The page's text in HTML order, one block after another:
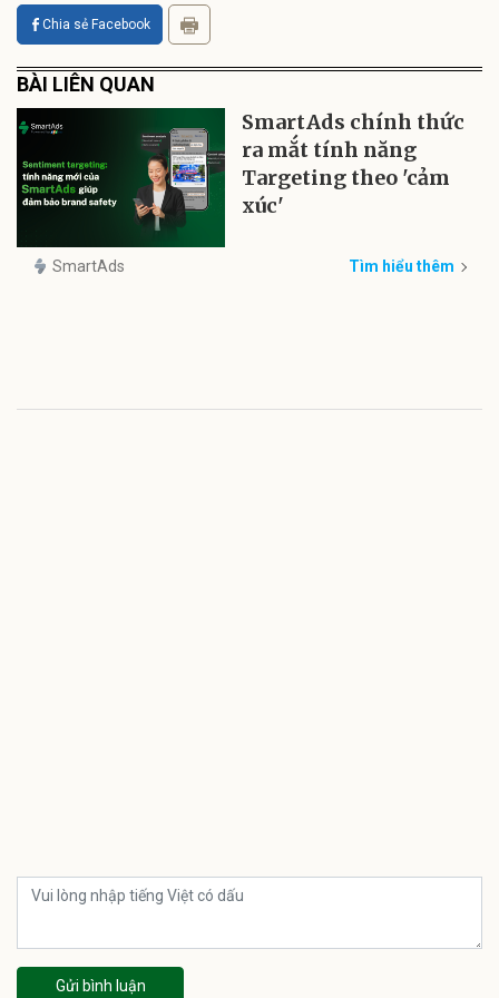
Chia sẻ Facebook
BÀI LIÊN QUAN
SmartAds chính thức
ra mắt tính năng
Targeting theo 'cảm
xúc'
SmartAds Tìm hiểu thêm
Gửi bình luận